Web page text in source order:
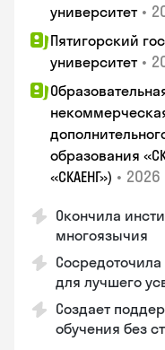
университет •
Пятигорский
университет •
образования
«СКАЕНГ») • 2026
Окончила
многоязычия
для лучшего
Создает
обучения без